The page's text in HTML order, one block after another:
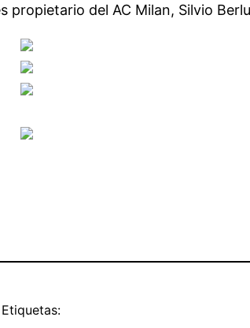
del AC Milan, Silvio
Etiquetas: